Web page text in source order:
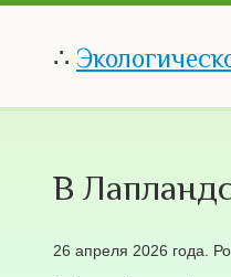
∴
В
26 апреля 2026 года.